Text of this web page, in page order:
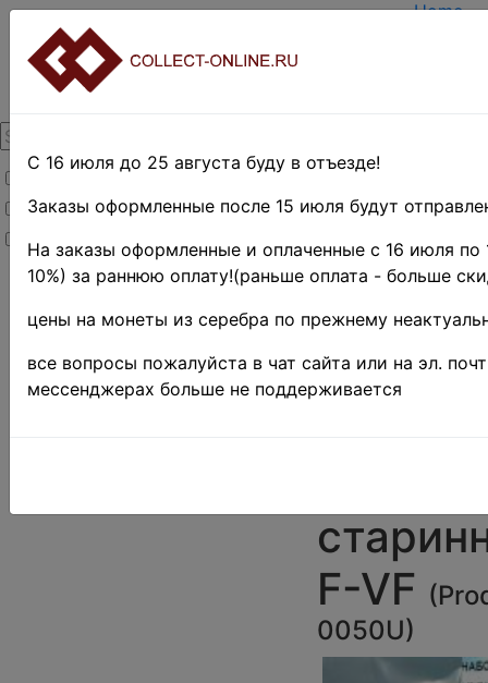
Товары со скидкой
Товары в наличии
Новинки
Home
TERMS
Home» Stamps»
COMMONWEALTH
»
Коллекции и
наборы
F-VF (
0050U)
С 16 июля до 25 августа буду в отъезде!
Заказы оформленные после 15 июля будут
На заказы оформленные и оплаченные с 16 июля по
10%) за раннюю оплату!(раньше оплата - больше
цены на монеты из серебра по прежнему
все вопросы пожалуйста в чат сайта или на эл.
мессенджерах больше не поддерживается